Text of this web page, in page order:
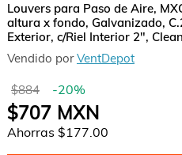
Louvers para Paso de Aire,
altura x fondo, Galvanizado,
Exterior, c/Riel Interior 2",
Vendido porVentDepot
$884 -20%
$707MXN
Ahorras $177.00